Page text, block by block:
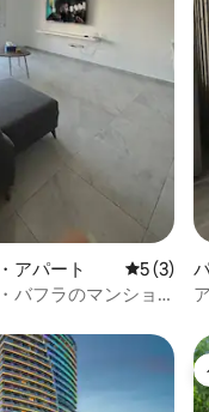
アパート レビュー
5 (3)
バフラのマンショ